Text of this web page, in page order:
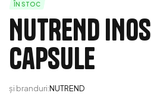
ÎN STOC
NUTREND
capsule
și branduri:NUTREND